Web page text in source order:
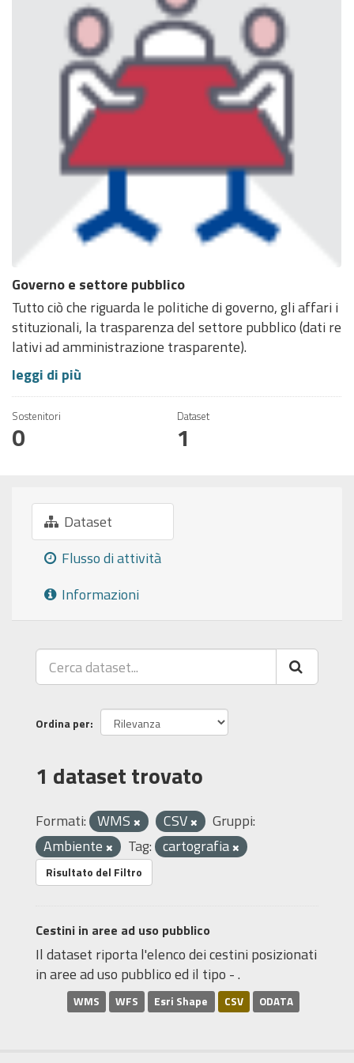
Governo e settore pubblico
Tutto ciò che riguarda le politiche di governo, gli affari i
stituzionali, la trasparenza del settore pubblico (dati re
lativi ad amministrazione trasparente).
leggi di più
Sostenitori
0
Dataset
1
Dataset
Flusso di attività
Informazioni
Ordina per
1 dataset trovato
Formati: WMS CSV
Gruppi:
Ambiente
Tag: cartografia
Risultato del Filtro
Cestini in aree ad uso pubblico
Il dataset riporta l'elenco dei cestini posizionati
in aree ad uso pubblico ed il tipo - .
WMS WFS Esri Shape CSV ODATA